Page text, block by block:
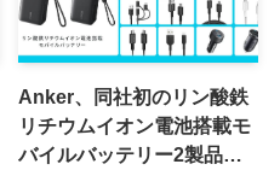
Anker、同社初のリン酸鉄
リチウムイオン電池搭載モ
バイルバッテリー2製品を